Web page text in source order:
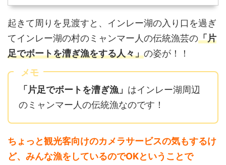
起きて周りを見渡すと、インレー湖の入り口を過ぎ
てインレー湖の村のミャンマー人の伝統漁芸の「片
足でボートを漕ぎ漁をする人々」の姿が！！
メモ
「片足でボートを漕ぎ漁」 はインレー湖周辺
のミャンマー人の伝統漁なのです！
ちょっと観光客向けのカメラサービスの気もするけ
ど、みんな漁をしているのでOKということで